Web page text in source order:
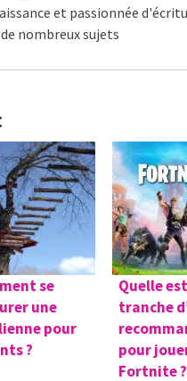
et passionnée
nombreux sujets
se
une
pour
?
Quelle
tranche
pour
Fortnite ?